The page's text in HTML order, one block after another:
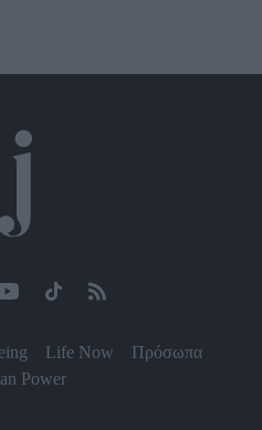
Life Now
Πρόσωπα
Power